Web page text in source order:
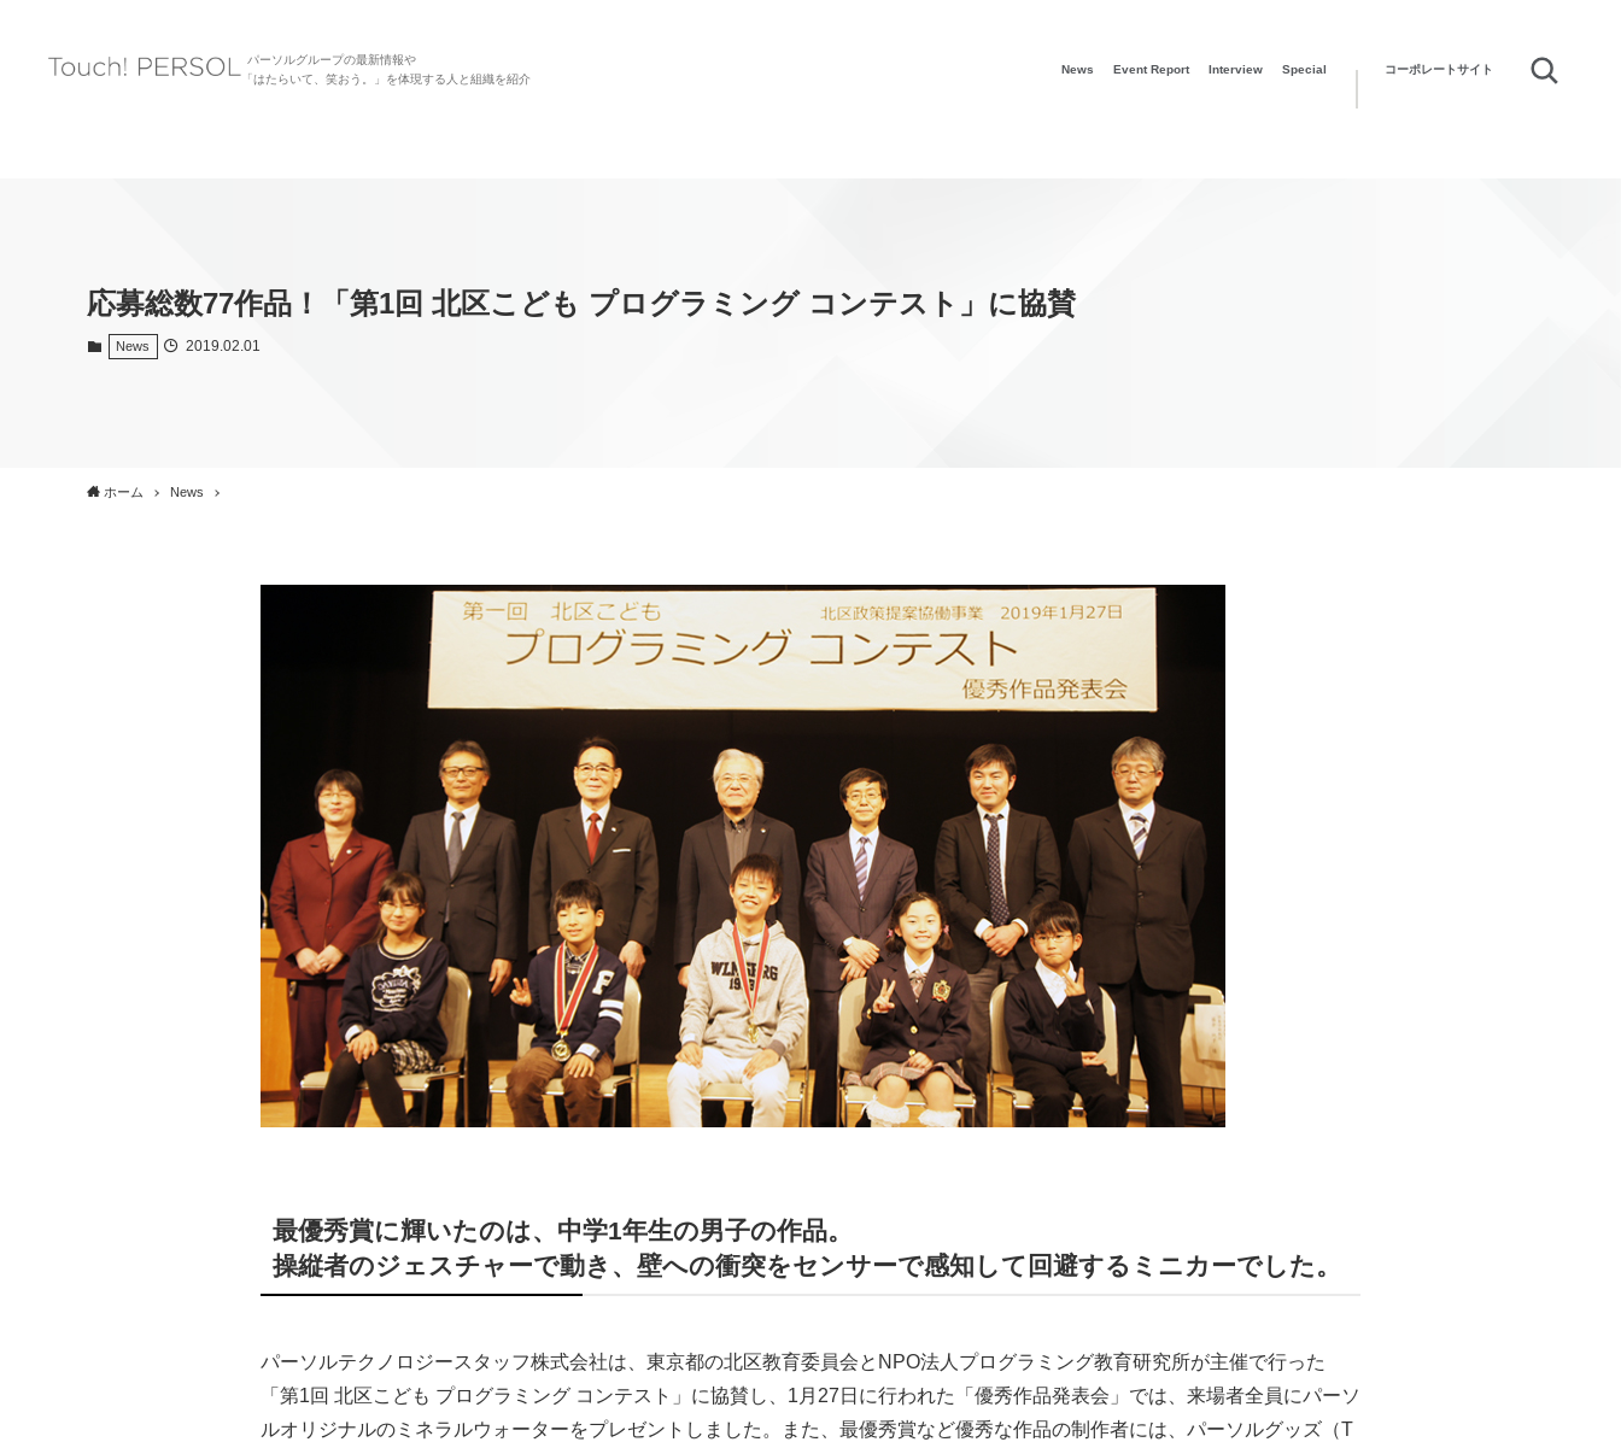
パーソルグループの最新情報や
「はたらいて、笑おう。」を体現する人と組織を紹介
News Event Report Interview Special コーポレートサイト
応募総数77作品！「第1回 北区こども プログラミング コンテスト」に協賛
News 2019.02.01
ホーム News
最優秀賞に輝いたのは、中学1年生の男子の作品。
操縦者のジェスチャーで動き、壁への衝突をセンサーで感知して回避するミニカーでした。
パーソルテクノロジースタッフ株式会社は、東京都の北区教育委員会とNPO法人プログラミング教育研究所が主催で行った
「第1回 北区こども プログラミング コンテスト」に協賛し、1月27日に行われた「優秀作品発表会」では、来場者全員にパーソ
ルオリジナルのミネラルウォーターをプレゼントしました。また、最優秀賞など優秀な作品の制作者には、パーソルグッズ（T